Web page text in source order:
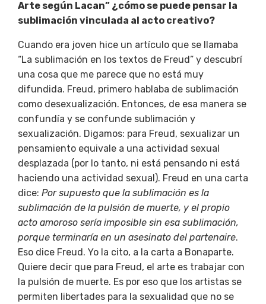
Arte según Lacan” ¿cómo se puede pensar la
sublimación vinculada al acto creativo?
Cuando era joven hice un artículo que se llamaba
“La sublimación en los textos de Freud” y descubrí
una cosa que me parece que no está muy
difundida. Freud, primero hablaba de sublimación
como desexualización. Entonces, de esa manera se
confundía y se confunde sublimación y
sexualización. Digamos: para Freud, sexualizar un
pensamiento equivale a una actividad sexual
desplazada (por lo tanto, ni está pensando ni está
haciendo una actividad sexual). Freud en una carta
dice: Por supuesto que la sublimación es la
sublimación de la pulsión de muerte, y el propio
acto amoroso sería imposible sin esa sublimación,
porque terminaría en un asesinato del partenaire.
Eso dice Freud. Yo la cito, a la carta a Bonaparte.
Quiere decir que para Freud, el arte es trabajar con
la pulsión de muerte. Es por eso que los artistas se
permiten libertades para la sexualidad que no se